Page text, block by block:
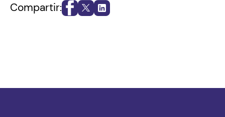
Compartir: